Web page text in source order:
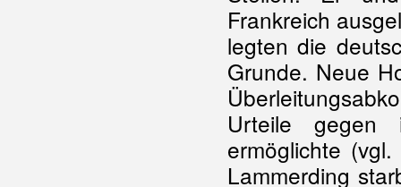
Frankreich
legten die
Grunde. Neue
Urteile gegen
ermöglichte (vgl.
Lammerding